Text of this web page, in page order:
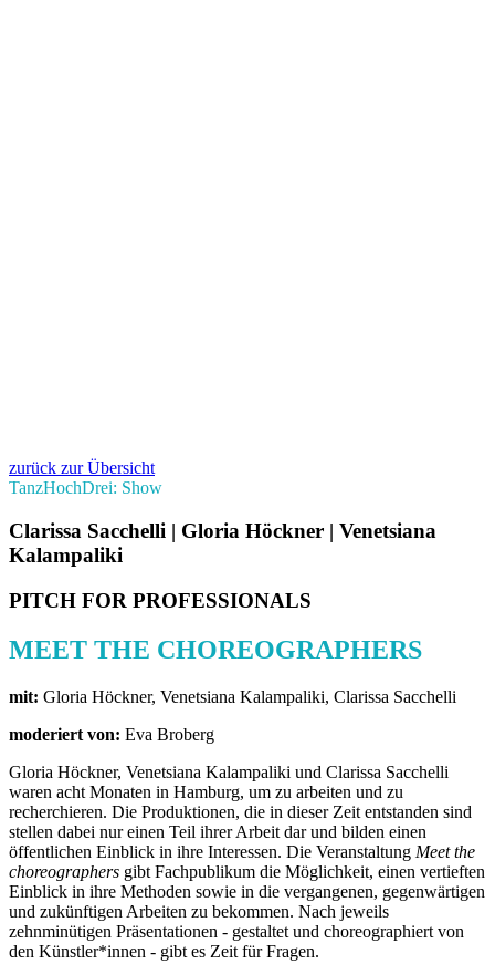
zurück zur Übersicht
TanzHochDrei: Show
Clarissa Sacchelli | Gloria Höckner | Venetsiana
Kalampaliki
PITCH FOR PROFESSIONALS
MEET THE CHOREOGRAPHERS
mit: Gloria Höckner, Venetsiana Kalampaliki, Clarissa Sacchelli
moderiert von: Eva Broberg
Gloria Höckner, Venetsiana Kalampaliki und Clarissa Sacchelli
waren acht Monaten in Hamburg, um zu arbeiten und zu
recherchieren. Die Produktionen, die in dieser Zeit entstanden sind
stellen dabei nur einen Teil ihrer Arbeit dar und bilden einen
öffentlichen Einblick in ihre Interessen. Die Veranstaltung Meet the
choreographers gibt Fachpublikum die Möglichkeit, einen vertieften
Einblick in ihre Methoden sowie in die vergangenen, gegenwärtigen
und zukünftigen Arbeiten zu bekommen. Nach jeweils
zehnminütigen Präsentationen - gestaltet und choreographiert von
den Künstler*innen - gibt es Zeit für Fragen.